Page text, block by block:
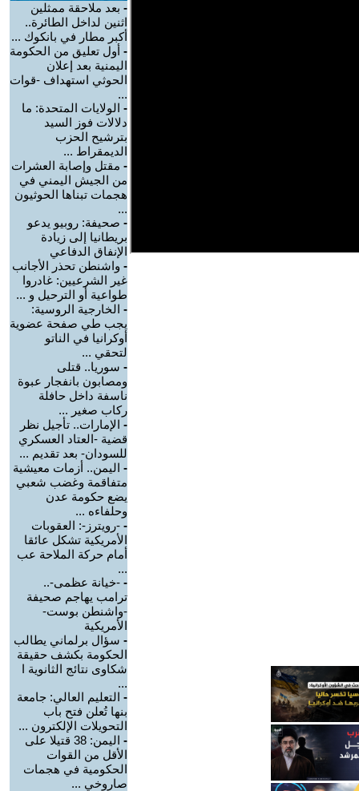
- بعد ملاحقة ممثلين
اثنين لداخل الطائرة..
أكبر مطار في بانكوك ...
- أول تعليق من الحكومة
اليمنية بعد إعلان
الحوثي استهداف -قوات
...
- الولايات المتحدة: ما
دلالات فوز السيد
بترشيح الحزب
الديمقراط ...
- مقتل وإصابة العشرات
من الجيش اليمني في
هجمات تبناها الحوثيون
...
- صحيفة: روبيو يدعو
بريطانيا إلى زيادة
الإنفاق الدفاعي
- واشنطن تحذر الأجانب
غير الشرعيين: غادروا
طواعية أو الترحيل و ...
- الخارجية الروسية:
يجب طي صفحة عضوية
أوكرانيا في الناتو
لتحقي ...
- سوريا.. قتلى
ومصابون بانفجار عبوة
ناسفة داخل حافلة
ركاب صغير ...
- الإمارات.. تأجيل نظر
قضية -العتاد العسكري
للسودان- بعد تقديم ...
- اليمن.. أزمات معيشية
متفاقمة وغضب شعبي
يضع حكومة عدن
وحلفاءه ...
- -رويترز-: العقوبات
الأمريكية تشكل عائقا
أمام حركة الملاحة عب
...
- -خيانة عظمى-..
ترامب يهاجم صحيفة
-واشنطن بوست-
الأمريكية
- سؤال برلماني يطالب
الحكومة بكشف حقيقة
شكاوى نتائج الثانوية ا
...
- التعليم العالي: جامعة
بنها تُعلن فتح باب
التحويلات الإلكترون ...
-
اليمن: 38 قتيلا على
الأقل من القوات
الحكومية في هجمات
صاروخي ...